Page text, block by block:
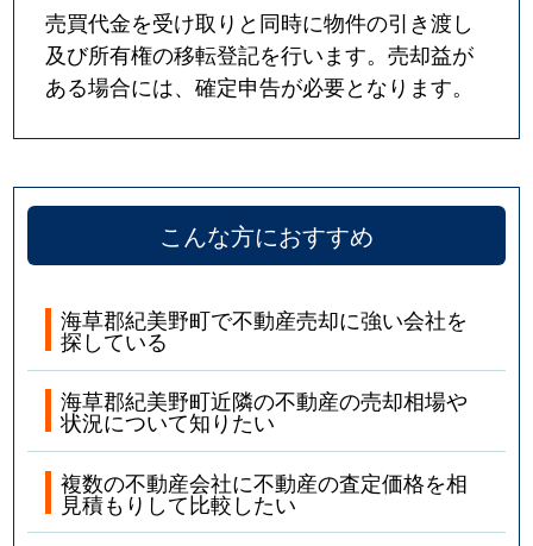
売買代金を受け取りと同時に物件の引き渡し
及び所有権の移転登記を行います。売却益が
ある場合には、確定申告が必要となります。
こんな方におすすめ
海草郡紀美野町で不動産売却に強い会社を
探している
海草郡紀美野町近隣の不動産の売却相場や
状況について知りたい
複数の不動産会社に不動産の査定価格を相
見積もりして比較したい